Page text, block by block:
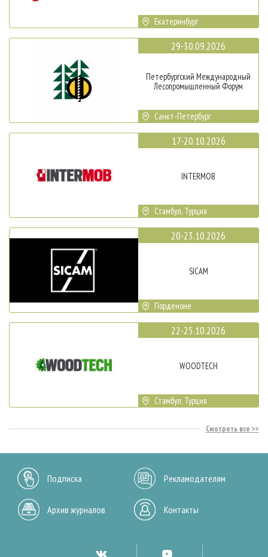
Екатеринбург
29-30.09.2026
Петербургский Международный
Лесопромышленный Форум
Санкт-Петербург
17-20.10.2026
INTERMOB
Стамбул, Турция
20-23.10.2026
SICAM
Порденоне
22-25.10.2026
WOODTECH
Стамбул, Турция
Смотреть все
Подписка Рекламодателям
Архив журналов Контакты